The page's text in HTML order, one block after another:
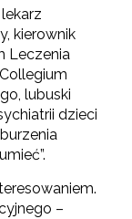
kierownik
Leczenia
lubuski
dzieci
–